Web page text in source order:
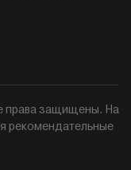
права защищены. На
рекомендательные